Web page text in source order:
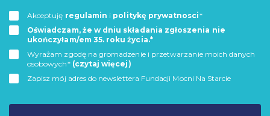
Akceptuję regulamin i politykę prywatnosci*
Oświadczam, że w dniu składania zgłoszenia nie
ukończyłam/em 35. roku życia.*
Wyrażam zgodę na gromadzenie i przetwarzanie moich danych
osobowych* (czytaj więcej)
Zapisz mój adres do newslettera Fundacji Mocni Na Starcie